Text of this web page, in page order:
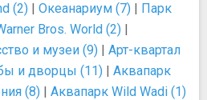
(2) | Океанариум (7) | Парк
Bros. World (2) |
и музеи (9) | Арт-квартал
и дворцы (11) | Аквапарк
(8) | Аквапарк Wild Wadi (1)